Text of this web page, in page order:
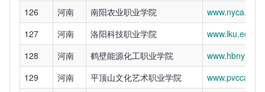
126
河南 南阳农业职业学院
127
河南 洛阳科技职业学院
www.lku.edu.cn
128
河南 鹤壁能源化工职业学院
129
河南 平顶山文化艺术职业学院